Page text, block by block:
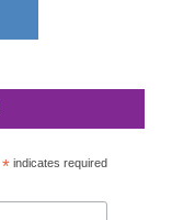
*indicates required